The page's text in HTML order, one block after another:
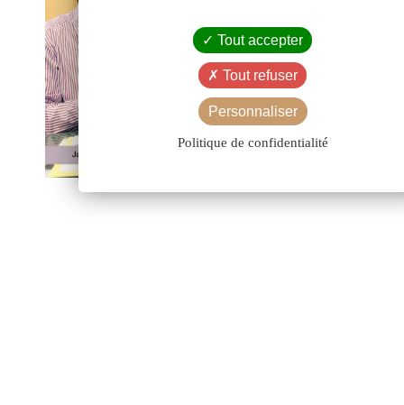
Tout accepter
Tout refuser
Personnaliser
Politique de confidentialité